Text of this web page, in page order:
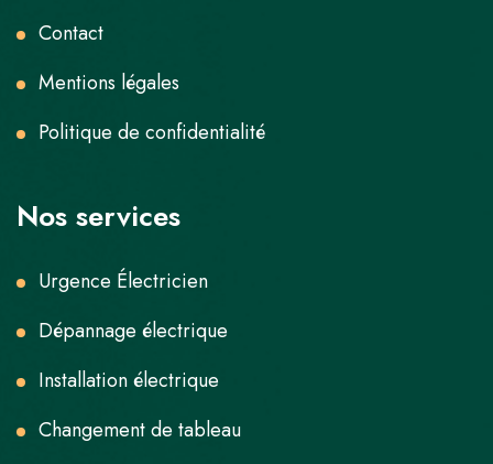
Contact
Mentions légales
Politique de confidentialité
Nos services
Urgence Électricien
Dépannage électrique
Installation électrique
Changement de tableau